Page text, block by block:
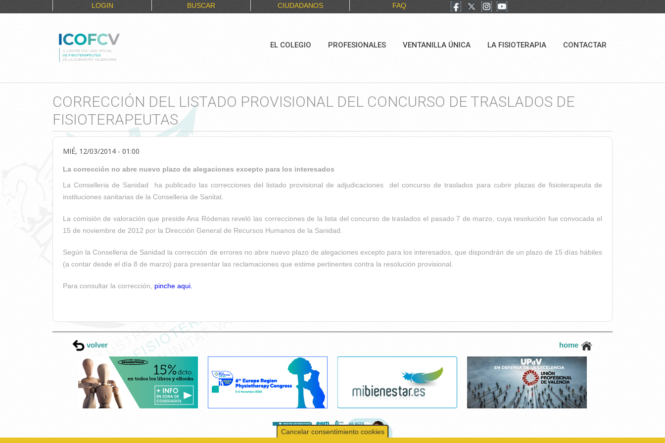
LOGIN BUSCAR CIUDADANOS FAQ
EL COLEGIO PROFESIONALES VENTANILLA ÚNICA LA FISIOTERAPIA CONTACTAR
CORRECCIÓN DEL LISTADO PROVISIONAL DEL CONCURSO DE TRASLADOS DE
FISIOTERAPEUTAS
MIÉ, 12/03/2014 - 01:00
La corrección no abre nuevo plazo de alegaciones excepto para los interesados
La Conselleria de Sanidad ha publicado las correcciones del listado provisional de adjudicaciones del concurso de traslados para cubrir plazas de fisioterapeuta de
instituciones sanitarias de la Conselleria de Sanitat.
La comisión de valoración que preside Ana Ródenas reveló las correcciones de la lista del concurso de traslados el pasado 7 de marzo, cuya resolución fue convocada el
15 de noviembre de 2012 por la Dirección General de Recursos Humanos de la Sanidad.
Según la Conselleria de Sanidad la corrección de errores no abre nuevo plazo de alegaciones excepto para los interesados, que dispondrán de un plazo de 15 días hábiles
(a contar desde el día 8 de marzo) para presentar las reclamaciones que estime pertinentes contra la resolución provisional.
Para consultar la corrección, pinche aqui.
volver home
Cancelar consentimiento cookies